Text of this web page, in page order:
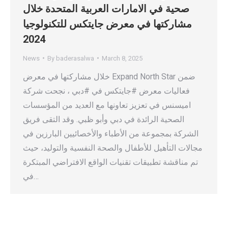
صحية في الامارات العربية المتحدة خلال
مشاركتها في معرض جايتكس للتكنولوجيا
2024
News By baderasalwa March 8, 2025
خلال مشاركتها في معرض Expand North Star ضمن
فعاليات معرض #جايتكس في #دبي ، نجحت شركة
اميسنس في تعزيز تعاونها مع العديد من المؤسسات
الصحية الرائدة في دبي وأبو ظبي. وقد التقى فريق
الشركة بمجموعة من الأطباء والأخصائيين البارزين في
مجالات التأهيل للأطفال والصحة النفسية والتوليد، حيث
تم مناقشة تطبيقات تقنيات الواقع الافتراضي المبتكرة
في…